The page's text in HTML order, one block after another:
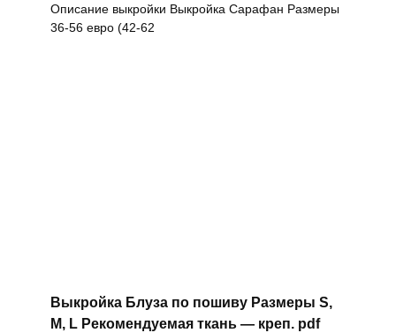
Описание выкройки Выкройка Сарафан Размеры
36-56 евро (42-62
Выкройка Блуза по пошиву Размеры S,
M, L Рекомендуемая ткань — креп. pdf